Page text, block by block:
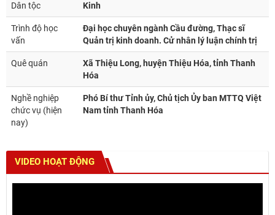
Dân tộc Kinh
Trình độ học
vấn
Đại học chuyên ngành Cầu đường, Thạc sĩ
Quản trị kinh doanh. Cử nhân lý luận chính trị
Quê quán
Xã Thiệu Long, huyện Thiệu Hóa, tỉnh Thanh
Hóa
Nghề nghiệp
chức vụ (hiện
nay)
Phó Bí thư Tỉnh ủy, Chủ tịch Ủy ban MTTQ Việt
Nam tỉnh Thanh Hóa
VIDEO HOẠT ĐỘNG